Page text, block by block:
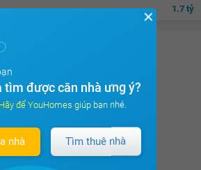
1.7 tỷ
VỊ: VNĐ)
Triệu
✕
tìm được căn nhà ưng ý?
để YouHomes giúp bạn nhé.
nhà Tìm thuê nhà